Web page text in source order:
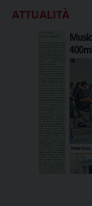
ATTUALITÀ